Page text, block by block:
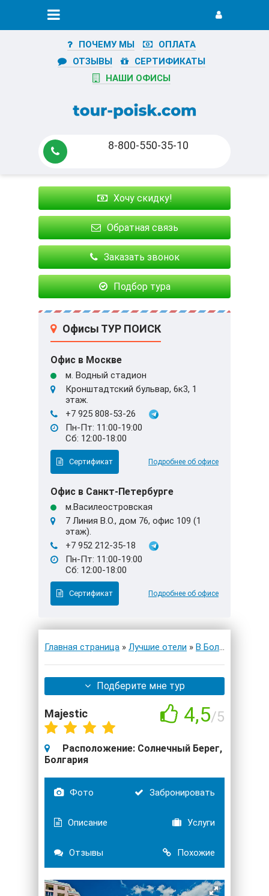
ПОЧЕМУ МЫ
ОПЛАТА
ОТЗЫВЫ
СЕРТИФИКАТЫ
НАШИ ОФИСЫ
8-800-550-35-10
Хочу скидку!
Обратная связь
Заказать звонок
Подбор тура
Офисы ТУР ПОИСК
Офис в Москве
м. Водный стадион
Кронштадтский бульвар, 6к3, 1
этаж.
+7 925 808-53-26
Пн-Пт: 11:00-19:00
Сб: 12:00-18:00
Сертификат Подробнее об офисе
Офис в Санкт-Петербурге
м.Василеостровская
7 Линия В.О., дом 76, офис 109 (1
этаж).
+7 952 212-35-18
Пн-Пт: 11:00-19:00
Сб: 12:00-18:00
Сертификат Подробнее об офисе
Главная страница » Лучшие отели » В Болгарии
Подберите мне тур
Majestic 4,5/5
Расположение: Солнечный Берег,
Болгария
Фото Забронировать
Описание Услуги
Отзывы Похожие